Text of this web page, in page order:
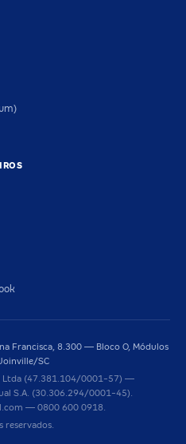
Francisca, 8.300 — Bloco O, Módulos
SC
Ltda (47.381.104/0001-57) —
S.A. (30.306.294/0001-45).
— 0800 600 0918.
reservados.